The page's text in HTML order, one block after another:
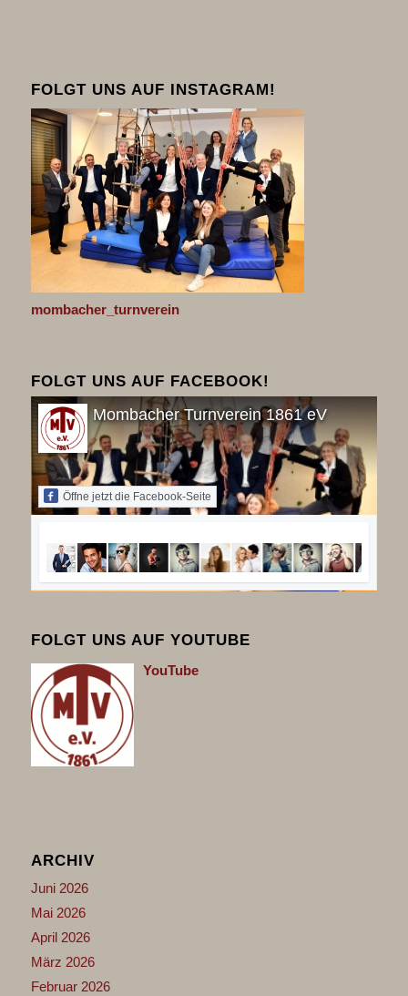
FOLGT UNS AUF INSTAGRAM!
mombacher_turnverein
FOLGT UNS AUF FACEBOOK!
Mombacher Turnverein 1861 eV
Öffne jetzt die Facebook-Seite
FOLGT UNS AUF YOUTUBE
YouTube
ARCHIV
Juni 2026
Mai 2026
April 2026
März 2026
Februar 2026